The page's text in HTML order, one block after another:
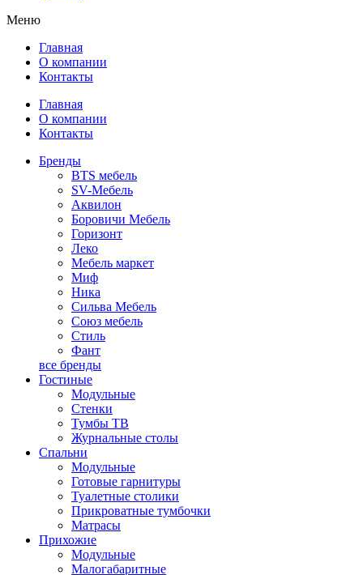
Меню
Главная
О компании
Контакты
Главная
О компании
Контакты
Бренды
BTS мебель
SV-Мебель
Аквилон
Боровичи Мебель
Горизонт
Леко
Мебель маркет
Миф
Ника
Сильва Мебель
Союз мебель
Стиль
Фант
все бренды
Гостиные
Модульные
Стенки
Тумбы ТВ
Журнальные столы
Спальни
Модульные
Готовые гарнитуры
Туалетные столики
Прикроватные тумбочки
Матрасы
Прихожие
Модульные
Малогабаритные